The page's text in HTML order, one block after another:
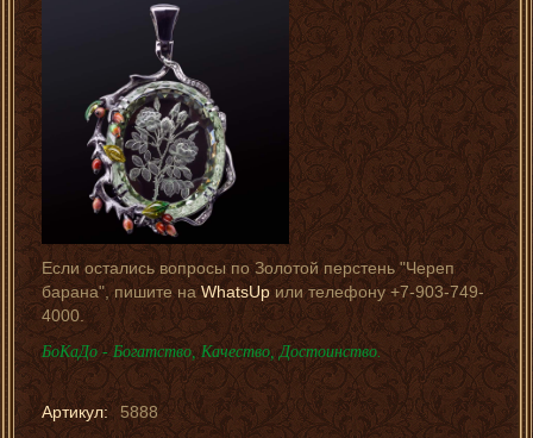
Если остались вопросы по Золотой перстень "Череп
барана", пишите наWhatsUpили телефону +7-903-749-
4000.
БоКаДо - Богатство, Качество, Достоинство.
Артикул: 5888